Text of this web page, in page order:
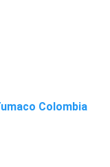
Colombia